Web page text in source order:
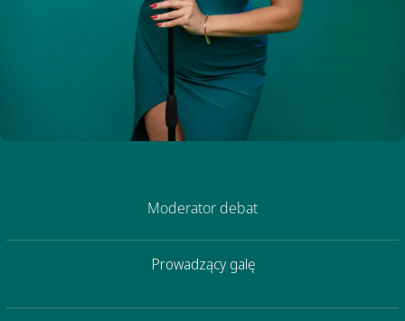
Moderator debat
Prowadzący galę